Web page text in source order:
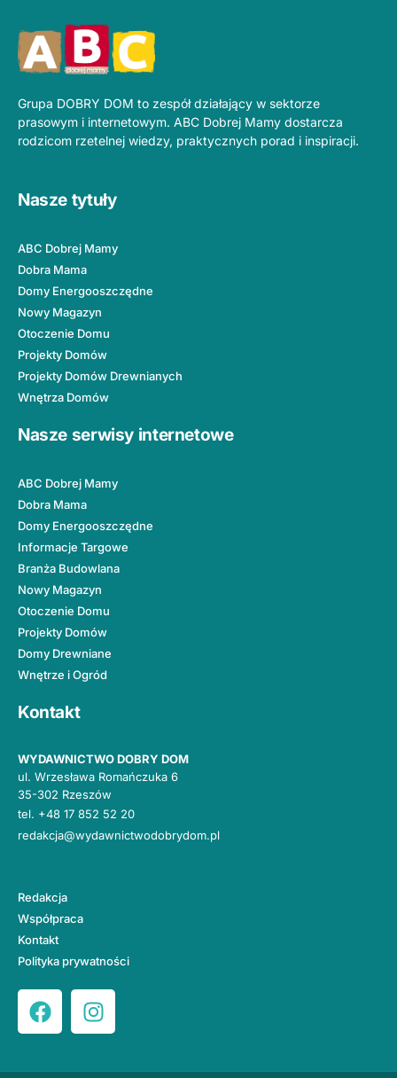
Grupa DOBRY DOM to zespół działający w sektorze
prasowym i internetowym. ABC Dobrej Mamy dostarcza
rodzicom rzetelnej wiedzy, praktycznych porad i inspiracji.
Nasze tytuły
ABC Dobrej Mamy
Dobra Mama
Domy Energooszczędne
Nowy Magazyn
Otoczenie Domu
Projekty Domów
Projekty Domów Drewnianych
Wnętrza Domów
Nasze serwisy internetowe
ABC Dobrej Mamy
Dobra Mama
Domy Energooszczędne
Informacje Targowe
Branża Budowlana
Nowy Magazyn
Otoczenie Domu
Projekty Domów
Domy Drewniane
Wnętrze i Ogród
Kontakt
WYDAWNICTWO DOBRY DOM
ul. Wrzesława Romańczuka 6
35-302 Rzeszów
tel. +48 17 852 52 20
redakcja@wydawnictwodobrydom.pl
Redakcja
Współpraca
Kontakt
Polityka prywatności